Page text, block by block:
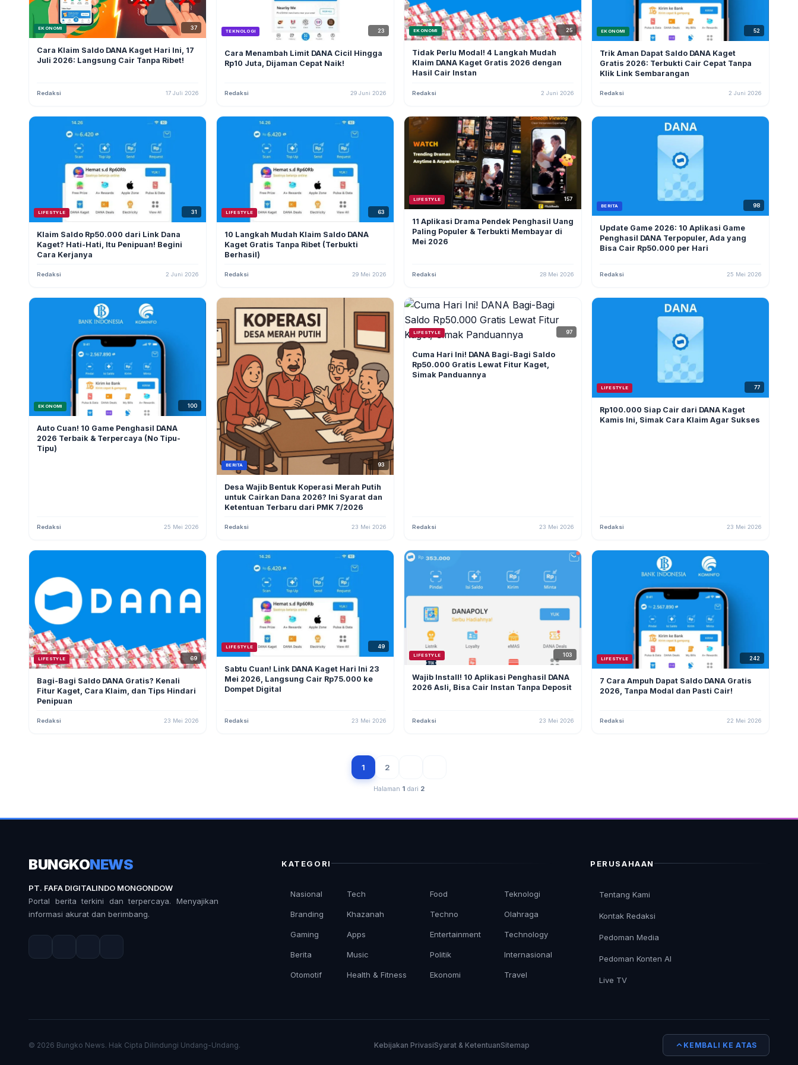
EKONOMI 37
Cara Klaim Saldo DANA Kaget Hari Ini, 17
Juli 2026: Langsung Cair Tanpa Ribet!
Redaksi 17 Juli 2026
TEKNOLOGI 23
Cara Menambah Limit DANA Cicil Hingga
Rp10 Juta, Dijaman Cepat Naik!
Redaksi 29 Juni 2026
EKONOMI 25
Tidak Perlu Modal! 4 Langkah Mudah
Klaim DANA Kaget Gratis 2026 dengan
Hasil Cair Instan
Redaksi 2 Juni 2026
EKONOMI 52
Trik Aman Dapat Saldo DANA Kaget
Gratis 2026: Terbukti Cair Cepat Tanpa
Klik Link Sembarangan
Redaksi 2 Juni 2026
LIFESTYLE 31
Klaim Saldo Rp50.000 dari Link Dana
Kaget? Hati-Hati, Itu Penipuan! Begini
Cara Kerjanya
Redaksi 2 Juni 2026
LIFESTYLE 63
10 Langkah Mudah Klaim Saldo DANA
Kaget Gratis Tanpa Ribet (Terbukti
Berhasil)
Redaksi 29 Mei 2026
LIFESTYLE 157
11 Aplikasi Drama Pendek Penghasil Uang
Paling Populer & Terbukti Membayar di
Mei 2026
Redaksi 28 Mei 2026
BERITA 98
Update Game 2026: 10 Aplikasi Game
Penghasil DANA Terpopuler, Ada yang
Bisa Cair Rp50.000 per Hari
Redaksi 25 Mei 2026
EKONOMI 100
Auto Cuan! 10 Game Penghasil DANA
2026 Terbaik & Terpercaya (No Tipu-
Tipu)
Redaksi 25 Mei 2026
BERITA 93
Desa Wajib Bentuk Koperasi Merah Putih
untuk Cairkan Dana 2026? Ini Syarat dan
Ketentuan Terbaru dari PMK 7/2026
Redaksi 23 Mei 2026
LIFESTYLE 97
Cuma Hari Ini! DANA Bagi-Bagi Saldo
Rp50.000 Gratis Lewat Fitur Kaget,
Simak Panduannya
Redaksi 23 Mei 2026
LIFESTYLE 77
Rp100.000 Siap Cair dari DANA Kaget
Kamis Ini, Simak Cara Klaim Agar Sukses
Redaksi 23 Mei 2026
LIFESTYLE 69
Bagi-Bagi Saldo DANA Gratis? Kenali
Fitur Kaget, Cara Klaim, dan Tips Hindari
Penipuan
Redaksi 23 Mei 2026
LIFESTYLE 49
Sabtu Cuan! Link DANA Kaget Hari Ini 23
Mei 2026, Langsung Cair Rp75.000 ke
Dompet Digital
Redaksi 23 Mei 2026
LIFESTYLE 103
Wajib Install! 10 Aplikasi Penghasil DANA
2026 Asli, Bisa Cair Instan Tanpa Deposit
Redaksi 23 Mei 2026
LIFESTYLE 242
7 Cara Ampuh Dapat Saldo DANA Gratis
2026, Tanpa Modal dan Pasti Cair!
Redaksi 22 Mei 2026
1 2
Halaman 1 dari 2
BUNGKONEWS
PT. FAFA DIGITALINDO MONGONDOW
Portal berita terkini dan terpercaya. Menyajikan
informasi akurat dan berimbang.
KATEGORI
Nasional
Branding
Gaming
Berita
Otomotif
Tech
Khazanah
Apps
Music
Health & Fitness
Food
Techno
Entertainment
Politik
Ekonomi
Teknologi
Olahraga
Technology
Internasional
Travel
PERUSAHAAN
Tentang Kami
Kontak Redaksi
Pedoman Media
Pedoman Konten AI
Live TV
© 2026 Bungko News. Hak Cipta Dilindungi Undang-Undang. Kebijakan PrivasiSyarat & KetentuanSitemap KEMBALI KE ATAS